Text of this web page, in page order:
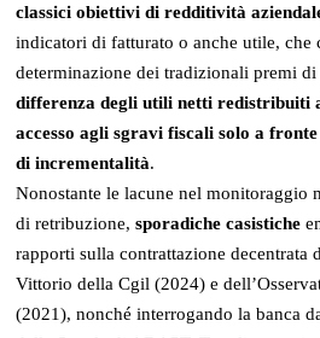
classici obiettivi di redditività
indicatori di fatturato o anche utile, che
determinazione dei tradizionali premi di
differenza degli utili netti redistribuiti
accesso agli sgravi fiscali solo a
di incrementalità.
Nonostante le lacune nel monitoraggio
di retribuzione,sporadiche casistiche
rapporti sulla contrattazione decentrata
Vittorio della Cgil (2024) e
(2021), nonché interrogando la banca